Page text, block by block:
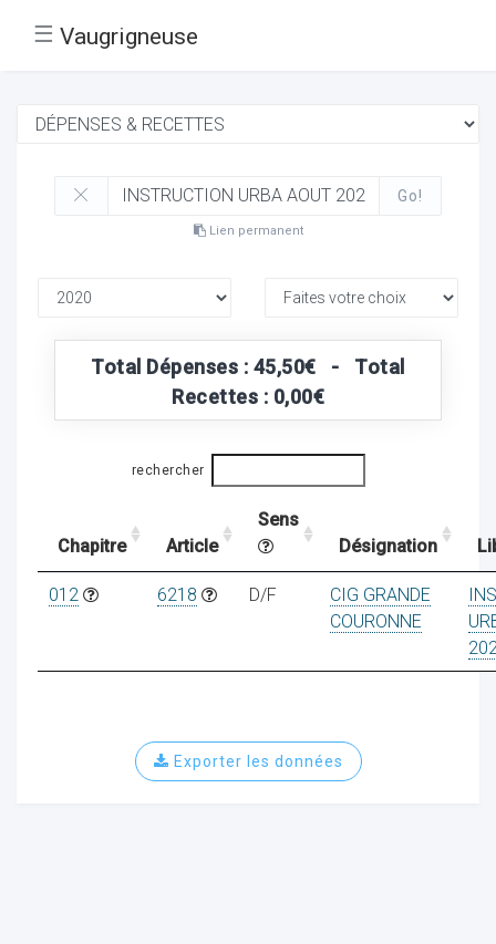
☰ Vaugrigneuse
Go!
Lien permanent
Total Dépenses : 45,50€ - Total
Recettes : 0,00€
rechercher
Chapitre Article
Sens
Désignation
012 6218 D/F
CIG GRANDE
COURONNE
Exporter les données